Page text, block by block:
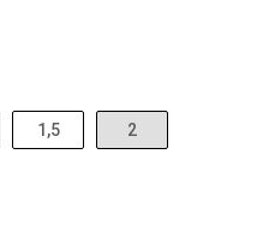
1,5 2